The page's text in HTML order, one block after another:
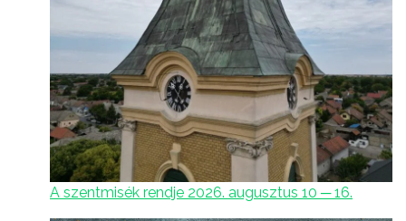
A szentmisék rendje 2026. augusztus 10 ─ 16.